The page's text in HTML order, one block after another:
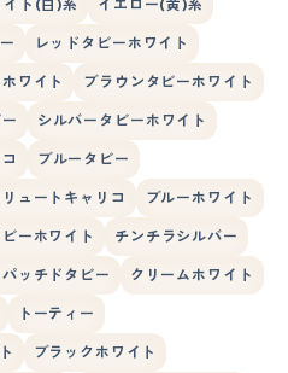
イト(白)系 イエロー(黄)系
レッドタビーホワイト
ワイト ブラウンタビーホワイト
シルバータビーホワイト
ブルータビー
ュートキャリコ ブルーホワイト
ーホワイト チンチラシルバー
ッチドタビー クリームホワイト
トーティー
ブラックホワイト